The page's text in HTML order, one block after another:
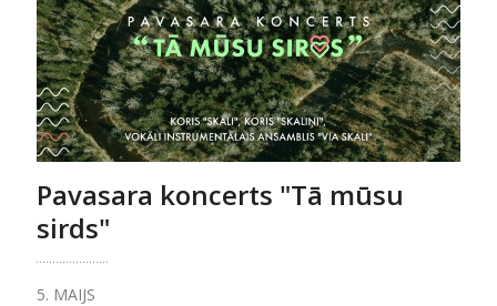
Pavasara koncerts "Tā mūsu
sirds"
5. MAIJS